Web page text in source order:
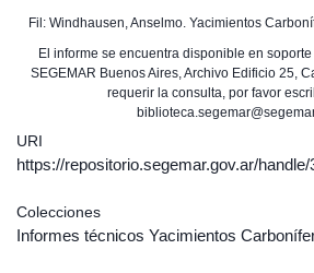
Fil: Windhausen, Anselmo. Yacimientos
El informe se encuentra disponible en
SEGEMAR Buenos Aires, Archivo Edificio 25,
requerir la consulta, por favor
URI
https://repositorio.segemar.gov.ar/
Colecciones
Informes técnicos Yacimientos